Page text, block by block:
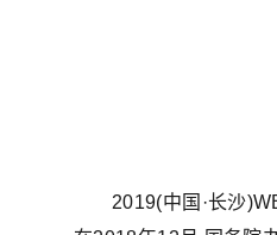
2019(中国·长沙